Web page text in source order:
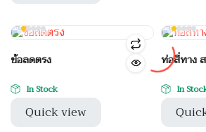
ข้อลดตรง
In Stock
Quick view
ท่อสี่ทาง
In